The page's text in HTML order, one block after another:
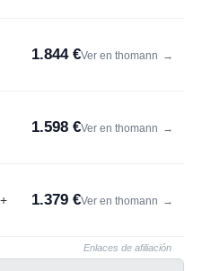
1.844 €Ver en thomann →
1.598 €Ver en thomann →
1.379 €Ver en thomann →
Enlaces de afiliación